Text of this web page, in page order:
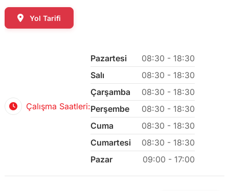
Yol Tarifi
Çalışma Saatleri:
Pazartesi
08:30 - 18:30
Salı
08:30 - 18:30
Çarşamba
08:30 - 18:30
Perşembe
08:30 - 18:30
Cuma
08:30 - 18:30
Cumartesi
08:30 - 18:30
Pazar
09:00 - 17:00